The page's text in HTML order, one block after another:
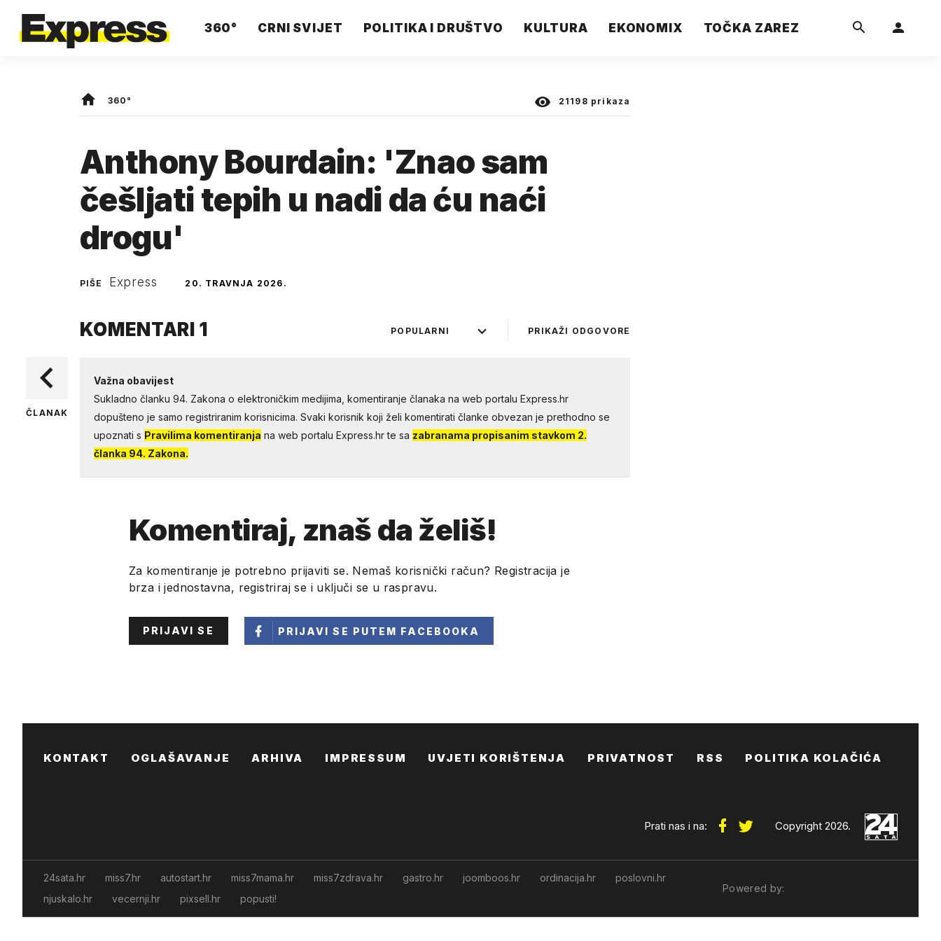
360° CRNI SVIJET POLITIKA I DRUŠTVO KULTURA EKONOMIX TOČKA ZAREZ
360° 21198 prikaza
Anthony Bourdain: 'Znao sam
češljati tepih u nadi da ću naći
drogu'
PIŠE Express 20. TRAVNJA 2026.
ČLANAK
KOMENTARI 1 PRIKAŽI ODGOVORE
POPULARNI
Važna obavijest
Sukladno članku 94. Zakona o elektroničkim medijima, komentiranje članaka na web portalu Express.hr
dopušteno je samo registriranim korisnicima. Svaki korisnik koji želi komentirati članke obvezan je prethodno se
upoznati s Pravilima komentiranja na web portalu Express.hr te sa zabranama propisanim stavkom 2.
članka 94. Zakona.
Komentiraj, znaš da želiš!
Za komentiranje je potrebno prijaviti se. Nemaš korisnički račun? Registracija je
brza i jednostavna, registriraj se i uključi se u raspravu.
PRIJAVI SE PRIJAVI SE PUTEM FACEBOOKA
KONTAKT OGLAŠAVANJE ARHIVA IMPRESSUM UVJETI KORIŠTENJA PRIVATNOST RSS POLITIKA KOLAČIĆA
Prati nas i na: Copyright 2026.
24sata.hr miss7.hr autostart.hr miss7mama.hr miss7zdrava.hr gastro.hr joomboos.hr ordinacija.hr
poslovni.hr
njuskalo.hr
vecernji.hr pixsell.hr popusti!
Powered by: